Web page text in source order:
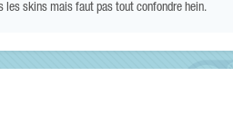
les skins mais faut pas tout confondre hein.